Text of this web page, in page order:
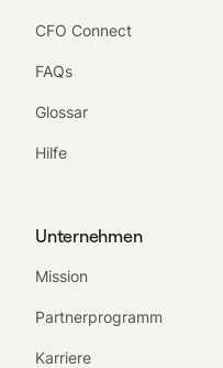
CFO Connect
FAQs
Glossar
Hilfe
Unternehmen
Mission
Partnerprogramm
Karriere